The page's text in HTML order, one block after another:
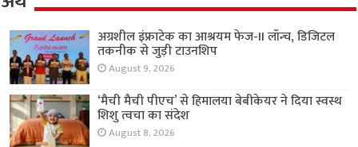
अग्रशील इंफ्राटेक का आश्रयम फेज-II लॉन्च, डिजिटल
तकनीक से जुड़ी टाउनशिप
August 9, 2026
‘मैची मैची पीएच’ से हिमालया बेबीकेयर ने दिया स्वस्थ
शिशु त्वचा का संदेश
August 8, 2026